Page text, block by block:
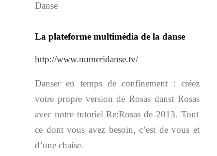
Danse
La plateforme multimédia de la danse
http://www.numeridanse.tv/
Danser en temps de confinement : créez
votre propre version deRosas danst Rosas
avec notre tutoriel Re:Rosas de 2013. Tout
ce dont vous avez besoin, c’est de vous et
d’une chaise.